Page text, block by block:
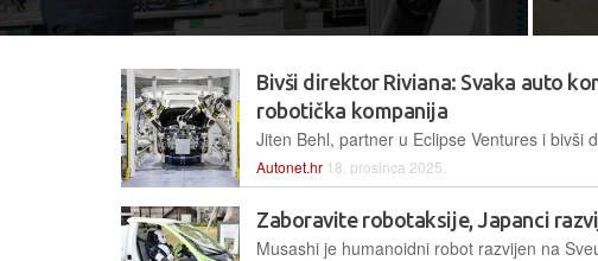
Bivši direktor Riviana: Svaka auto
robotička kompanija
Autonet.hr 18. prosinca 2025.
Zaboravite robotaksije, Japanci